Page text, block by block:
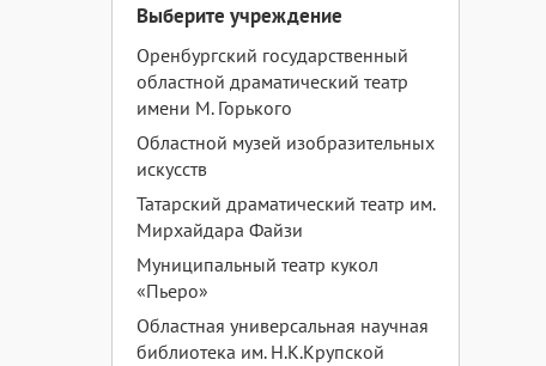
Выберите учреждение
Оренбургский государственный
областной драматический театр
имени М. Горького
Областной музей изобразительных
искусств
Татарский драматический театр им.
Мирхайдара Файзи
Муниципальный театр кукол
«Пьеро»
Областная универсальная научная
библиотека им. Н.К.Крупской